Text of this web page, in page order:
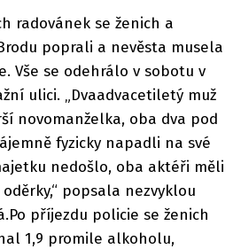
radovánek se ženich a
poprali a nevěsta musela
Vše se odehrálo v sobotu v
ulici. „Dvaadvacetiletý muž
novomanželka, oba dva pod
fyzicky napadli na své
nedošlo, oba aktéři měli
popsala nezvyklou
příjezdu policie se ženich
1,9 promile alkoholu,